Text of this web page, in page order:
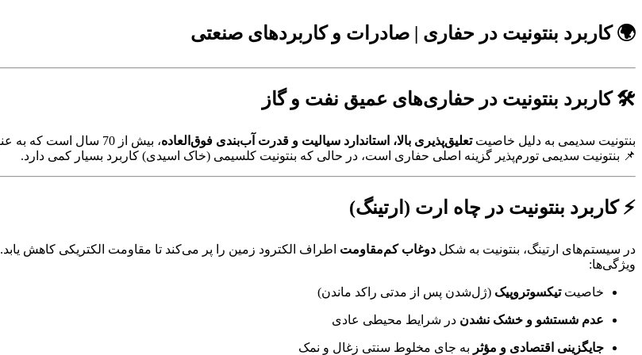
🌍 کاربرد بنتونیت در حفاری | صادرات و کاربردهای صنعتی
🛠️ کاربرد بنتونیت در حفاری‌های عمیق نفت و گاز
بنتونیت سدیمی به دلیل خاصیتتعلیق‌پذیری بالا، استاندارد سیالیت و قدرت آب‌بندی فوق‌العاده، بیش از 70 سال است که به عنوان
📌 بنتونیت سدیمی تورم‌پذیر گزینه اصلی حفاری است، در حالی که بنتونیت کلسیمی (خاک اسیدی) کاربرد بسیار کمی دارد.
⚡ کاربرد بنتونیت در چاه ارت (ارتینگ)
در سیستم‌های ارتینگ، بنتونیت به شکل دوغاب کم‌مقاومت اطراف الکترود زمین را پر می‌کند تا مقاومت الکتریکی کاهش یابد.
ویژگی‌ها:
خاصیتتیکسوتروپیک (ژل‌شدن پس از مدتی راکد ماندن)
عدم شستشو و خشک نشدن در شرایط محیطی عادی
جایگزینی اقتصادی و مؤثر به جای مخلوط سنتی زغال و نمک